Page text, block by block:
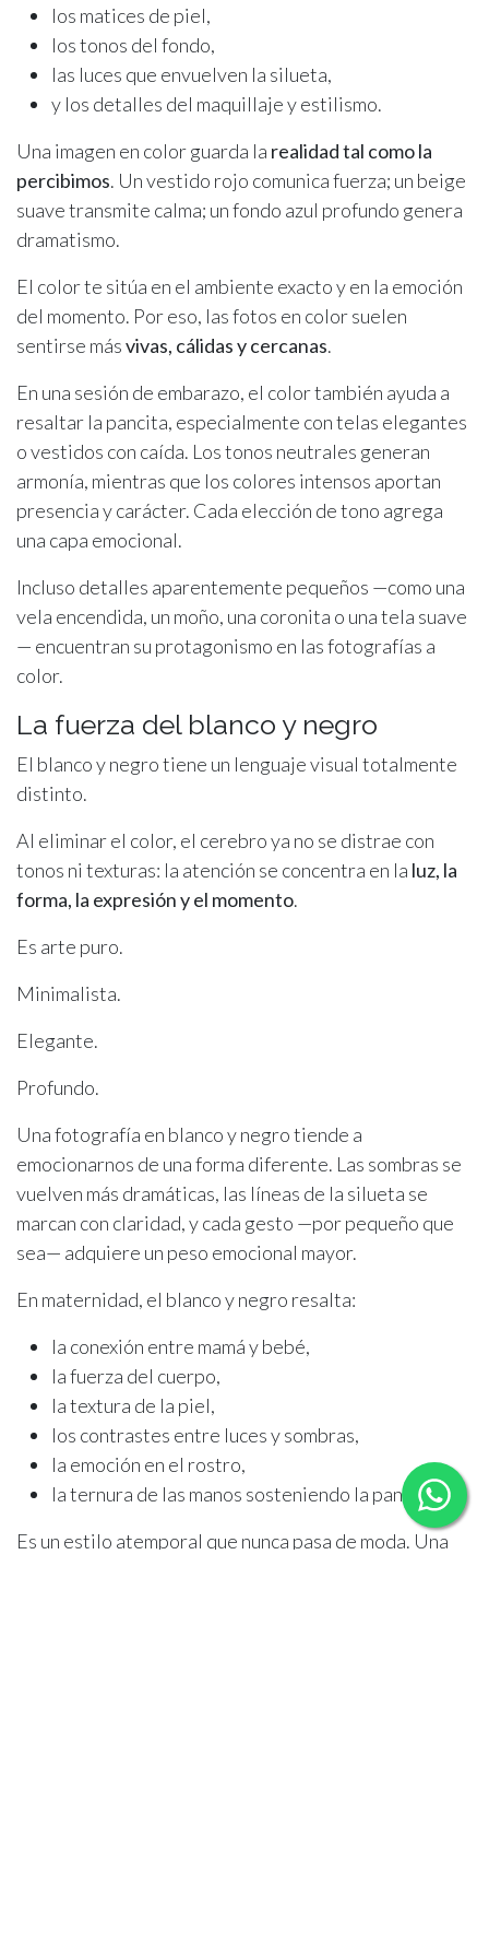
los matices de piel,
los tonos del fondo,
las luces que envuelven la silueta,
y los detalles del maquillaje y estilismo.
Una imagen en color guarda la realidad tal como la
percibimos. Un vestido rojo comunica fuerza; un beige
suave transmite calma; un fondo azul profundo genera
dramatismo.
El color te sitúa en el ambiente exacto y en la emoción
del momento. Por eso, las fotos en color suelen
sentirse másvivas, cálidas y cercanas.
En una sesión de embarazo, el color también ayuda a
resaltar la pancita, especialmente con telas elegantes
o vestidos con caída. Los tonos neutrales generan
armonía, mientras que los colores intensos aportan
presencia y carácter. Cada elección de tono agrega
una capa emocional.
Incluso detalles aparentemente pequeños —como una
vela encendida, un moño, una coronita o una tela suave
— encuentran su protagonismo en las fotografías a
color.
La fuerza del blanco y negro
El blanco y negro tiene un lenguaje visual totalmente
distinto.
Al eliminar el color, el cerebro ya no se distrae con
tonos ni texturas: la atención se concentra en la luz, la
forma, la expresión y el momento.
Es arte puro.
Minimalista.
Elegante.
Profundo.
Una fotografía en blanco y negro tiende a
emocionarnos de una forma diferente. Las sombras se
vuelven más dramáticas, las líneas de la silueta se
marcan con claridad, y cada gesto —por pequeño que
sea— adquiere un peso emocional mayor.
En maternidad, el blanco y negro resalta:
la conexión entre mamá y bebé,
la fuerza del cuerpo,
la textura de la piel,
los contrastes entre luces y sombras,
la emoción en el rostro,
la ternura de las manos sosteniendo la pancita.
Es un estilo atemporal que nunca pasa de moda. Una